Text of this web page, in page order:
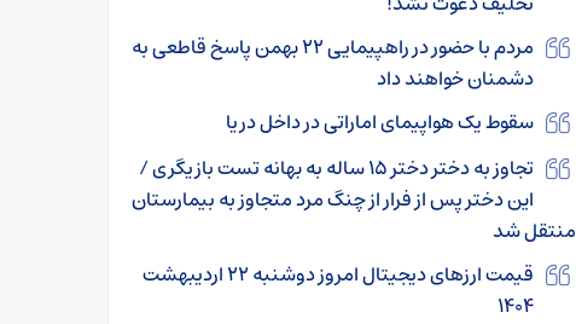
مردم با حضور در راهپیمایی ۲۲ بهمن پاسخ قاطعی به
دشمنان خواهند داد
سقوط یک هواپیمای اماراتی در داخل دریا
تجاوز به دختر دختر ۱۵ ساله به بهانه تست بازیگری /
این دختر پس از فرار از چنگ مرد متجاوز به بیمارستان
منتقل شد
قیمت ارز‌های دیجیتال امروز دوشنبه ۲۲ اردیبهشت
۱۴۰۴